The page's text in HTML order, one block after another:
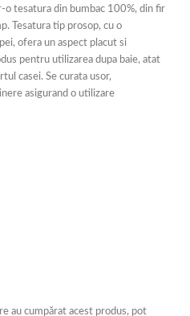
o tesatura din bumbac 100%, din fir
Tesatura tip prosop, cu o
ofera un aspect placut si
pentru utilizarea dupa baie, atat
casei. Se curata usor,
asigurand o utilizare
au cumpărat acest produs, pot